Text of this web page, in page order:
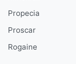
Propecia
Proscar
Rogaine